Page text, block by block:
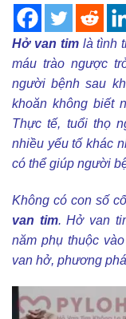
Hở van timlà tình
máu trào ngược
người bệnh sau
khoăn không biết
Thực tế, tuổi thọ
nhiều yếu tố khác
có thể giúp người
Không có con số
van tim. Hở van
năm phụ thuộc
van hở, phương